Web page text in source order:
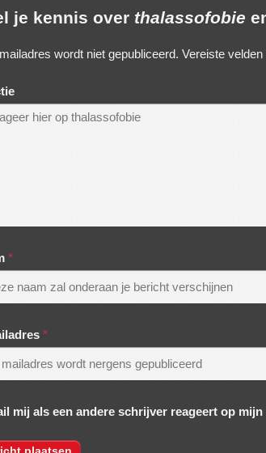
je kennis over thalassofobie
wordt niet gepubliceerd. Vereiste
*
*
mij als een andere schrijver reageert op